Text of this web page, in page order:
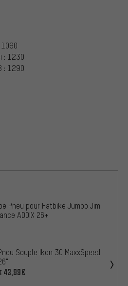
: 1230
: 1290
Pneu pour Fatbike Jumbo Jim
ADDIX 26+
Souple Ikon 3C MaxxSpeed
43,99€